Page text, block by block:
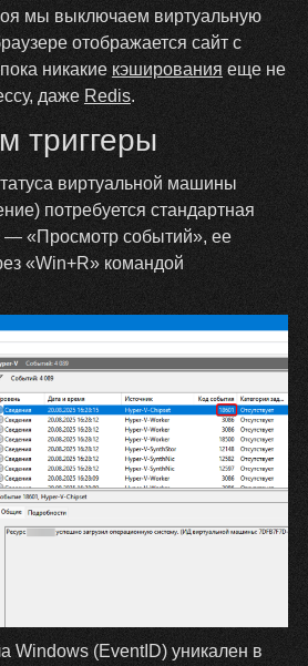
мы выключаем виртуальную
отображается сайт с
никакие кэширования еще не
даже Redis.
триггеры
виртуальной машины
потребуется стандартная
— «Просмотр событий», ее
«Win+R» командой
Windows (EventID) уникален в